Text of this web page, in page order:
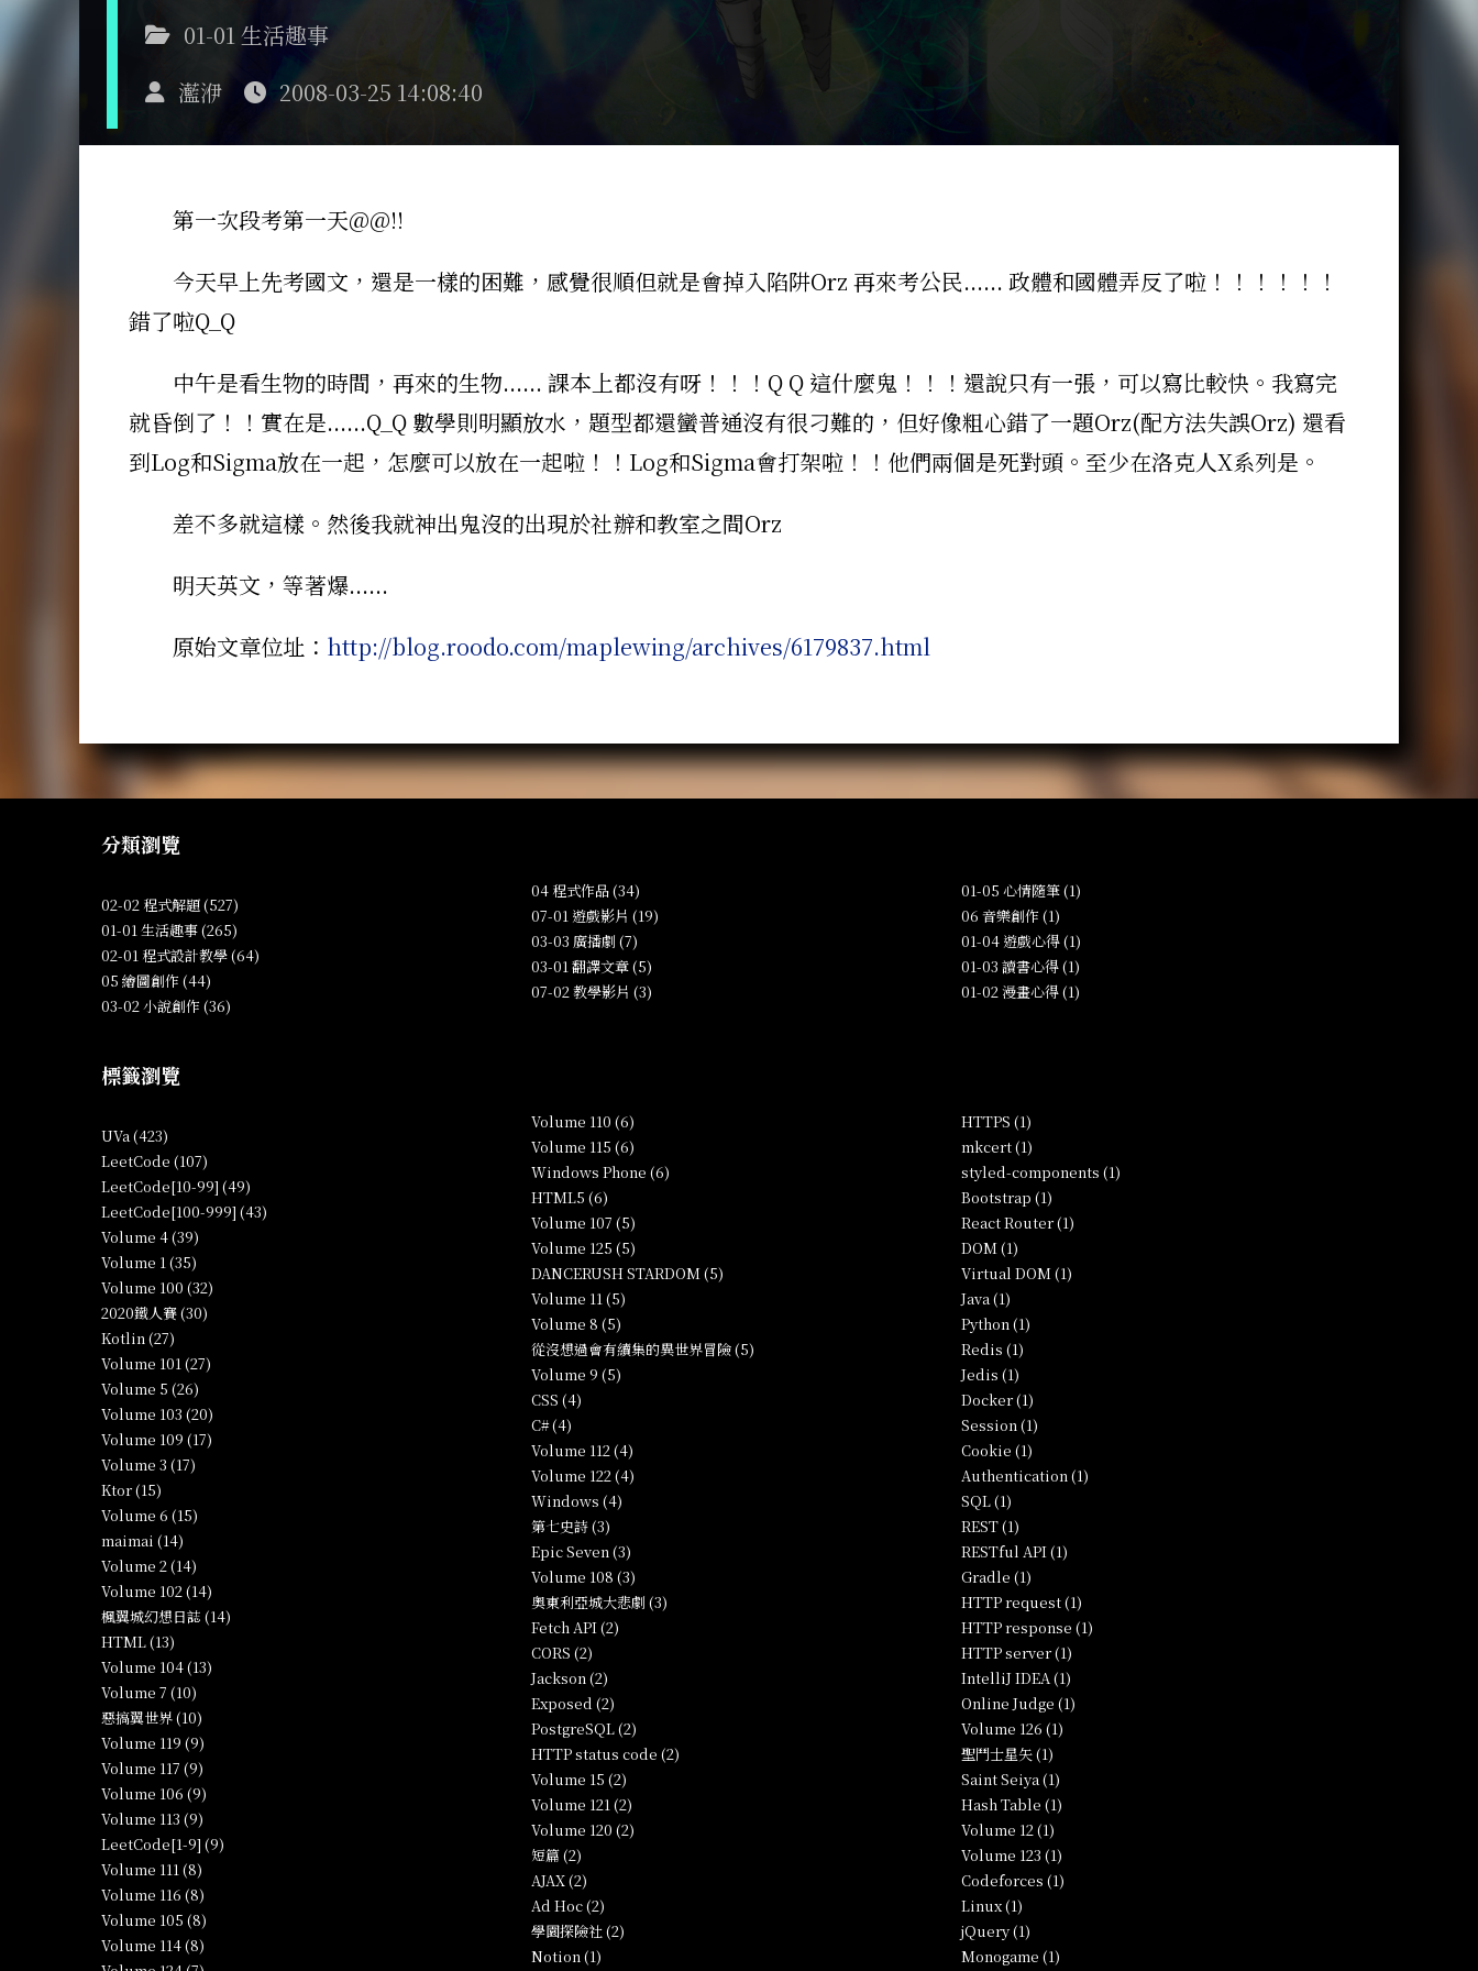
01-01 生活趣事
灆洢
2008-03-25 14:08:40
第一次段考第一天@@!!
今天早上先考國文，還是一樣的困難，感覺很順但就是會掉入陷阱Orz 再來考公民...... 政體和國體弄反了啦！！！！！！
錯了啦Q_Q
中午是看生物的時間，再來的生物...... 課本上都沒有呀！！！Q Q 這什麼鬼！！！還說只有一張，可以寫比較快。我寫完
就昏倒了！！實在是......Q_Q 數學則明顯放水，題型都還蠻普通沒有很刁難的，但好像粗心錯了一題Orz(配方法失誤Orz) 還看
到Log和Sigma放在一起，怎麼可以放在一起啦！！Log和Sigma會打架啦！！他們兩個是死對頭。至少在洛克人X系列是。
差不多就這樣。然後我就神出鬼沒的出現於社辦和教室之間Orz
明天英文，等著爆......
原始文章位址： http://blog.roodo.com/maplewing/archives/6179837.html
分類瀏覽
02-02 程式解題 (527)
01-01 生活趣事 (265)
02-01 程式設計教學 (64)
05 繪圖創作 (44)
03-02 小說創作 (36)
04 程式作品 (34)
07-01 遊戲影片 (19)
03-03 廣播劇 (7)
03-01 翻譯文章 (5)
07-02 教學影片 (3)
01-05 心情隨筆 (1)
06 音樂創作 (1)
01-04 遊戲心得 (1)
01-03 讀書心得 (1)
01-02 漫畫心得 (1)
標籤瀏覽
UVa (423)
LeetCode (107)
LeetCode[10-99] (49)
LeetCode[100-999] (43)
Volume 4 (39)
Volume 1 (35)
Volume 100 (32)
2020鐵人賽 (30)
Kotlin (27)
Volume 101 (27)
Volume 5 (26)
Volume 103 (20)
Volume 109 (17)
Volume 3 (17)
Ktor (15)
Volume 6 (15)
maimai (14)
Volume 2 (14)
Volume 102 (14)
楓翼城幻想日誌 (14)
HTML (13)
Volume 104 (13)
Volume 7 (10)
惡搞翼世界 (10)
Volume 119 (9)
Volume 117 (9)
Volume 106 (9)
Volume 113 (9)
LeetCode[1-9] (9)
Volume 111 (8)
Volume 116 (8)
Volume 105 (8)
Volume 114 (8)
Volume 110 (6)
Volume 115 (6)
Windows Phone (6)
HTML5 (6)
Volume 107 (5)
Volume 125 (5)
DANCERUSH STARDOM (5)
Volume 11 (5)
Volume 8 (5)
從沒想過會有續集的異世界冒險 (5)
Volume 9 (5)
CSS (4)
C# (4)
Volume 112 (4)
Volume 122 (4)
Windows (4)
第七史詩 (3)
Epic Seven (3)
Volume 108 (3)
奧東利亞城大悲劇 (3)
Fetch API (2)
CORS (2)
Jackson (2)
Exposed (2)
PostgreSQL (2)
HTTP status code (2)
Volume 15 (2)
Volume 121 (2)
Volume 120 (2)
短篇 (2)
AJAX (2)
Ad Hoc (2)
學園探險社 (2)
Notion (1)
HTTPS (1)
mkcert (1)
styled-components (1)
Bootstrap (1)
React Router (1)
DOM (1)
Virtual DOM (1)
Java (1)
Python (1)
Redis (1)
Jedis (1)
Docker (1)
Session (1)
Cookie (1)
Authentication (1)
SQL (1)
REST (1)
RESTful API (1)
Gradle (1)
HTTP request (1)
HTTP response (1)
HTTP server (1)
IntelliJ IDEA (1)
Online Judge (1)
Volume 126 (1)
聖鬥士星矢 (1)
Saint Seiya (1)
Hash Table (1)
Volume 12 (1)
Volume 123 (1)
Codeforces (1)
Linux (1)
jQuery (1)
Monogame (1)